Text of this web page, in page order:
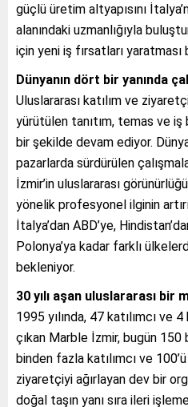
güçlü üretim altyapısını
alanındaki uzmanlığıyla
için yeni iş fırsatları yaratması
Dünyanın dört bir yanında
Uluslararası katılım ve
yürütülen tanıtım, temas ve iş
bir şekilde devam ediyor.
pazarlarda sürdürülen
İzmir’in uluslararası
yönelik profesyonel ilginin
İtalya’dan ABD’ye,
Polonya’ya kadar farklı
bekleniyor.
30 yılı aşan uluslararası bir
1995 yılında, 47 katılımcı ve
çıkan Marble İzmir, bugün
binden fazla katılımcı ve
ziyaretçiyi ağırlayan dev bir
doğal taşın yanı sıra ileri